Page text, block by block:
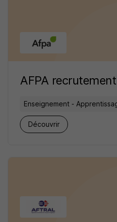
AFPA recrutement
Enseignement -
Découvrir